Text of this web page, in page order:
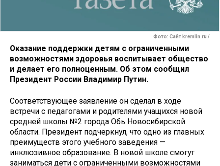
Фото: Сайт kremlin.ru /
Оказание поддержки детям с ограниченными
возможностями здоровья воспитывает общество
и делает его полноценным. Об этом сообщил
Президент России Владимир Путин.
Соответствующее заявление он сделал в ходе
встречи с педагогами и родителями учащихся новой
средней школы №2 города Обь Новосибирской
области. Президент подчеркнул, что одно из главных
преимуществ этого учебного заведения —
инклюзивное образование. В новой школе смогут
заниматься дети с ограниченными возможностями